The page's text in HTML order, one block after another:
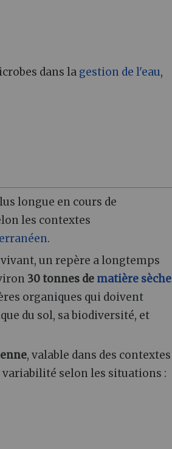
dans la gestion de l'eau,
longue en cours de
les contextes
.
un repère a longtemps
30 tonnes de matière sèche
organiques qui doivent
du sol, sa biodiversité, et
, valable dans des contextes
selon les situations :